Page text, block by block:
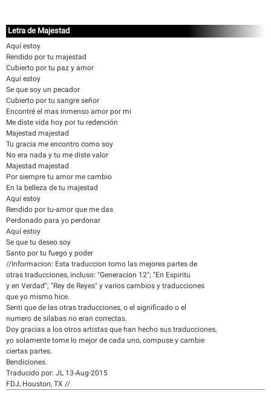
Letra de Majestad
Aquí estoy
Rendido por tu majestad
Cubierto por tu paz y amor
Aquí estoy
Se que soy un pecador
Cubierto por tu sangre señor
Encontré el mas inmenso amor por mi
Me diste vida hoy por tu redención
Majestad majestad
Tu gracia me encontro como soy
No era nada y tu me diste valor
Majestad majestad
Por siempre tu amor me cambio
En la belleza de tu majestad
Aquí estoy
Rendido por tu-amor que me das
Perdonado para yo perdonar
Aquí estoy
Se que tu deseo soy
Santo por tu fuego y poder
//Informacion: Esta traduccion tomo las mejores partes de
otras traducciones, incluso: "Generacion 12"; "En Espiritu
y en Verdad"; "Rey de Reyes" y varios cambios y traducciones
que yo mismo hice.
Senti que de las otras traducciones, o el significado o el
numero de silabas no eran correctas.
Doy gracias a los otros artistas que han hecho sus traducciones,
yo solamente tome lo mejor de cada uno, compuse y cambie
ciertas partes.
Bendiciones.
Traducido por: JL 13-Aug-2015
FDJ, Houston, TX //